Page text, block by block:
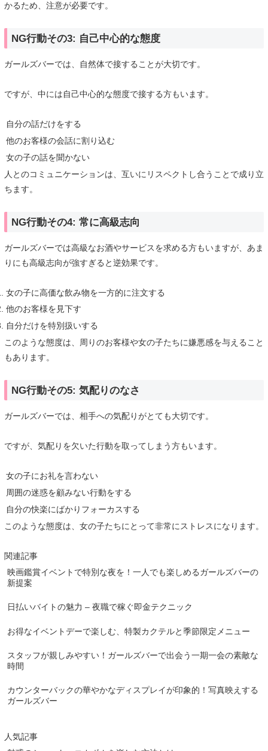
かるため、注意が必要です。
NG行動その3: 自己中心的な態度
ガールズバーでは、自然体で接することが大切です。
ですが、中には自己中心的な態度で接する方もいます。
自分の話だけをする
他のお客様の会話に割り込む
女の子の話を聞かない
人とのコミュニケーションは、互いにリスペクトし合うことで成り立
ちます。
NG行動その4: 常に高級志向
ガールズバーでは高級なお酒やサービスを求める方もいますが、あま
りにも高級志向が強すぎると逆効果です。
女の子に高価な飲み物を一方的に注文する
他のお客様を見下す
自分だけを特別扱いする
このような態度は、周りのお客様や女の子たちに嫌悪感を与えること
もあります。
NG行動その5: 気配りのなさ
ガールズバーでは、相手への気配りがとても大切です。
ですが、気配りを欠いた行動を取ってしまう方もいます。
女の子にお礼を言わない
周囲の迷惑を顧みない行動をする
自分の快楽にばかりフォーカスする
このような態度は、女の子たちにとって非常にストレスになります。
関連記事
映画鑑賞イベントで特別な夜を！一人でも楽しめるガールズバーの
新提案
日払いバイトの魅力 – 夜職で稼ぐ即金テクニック
お得なイベントデーで楽しむ、特製カクテルと季節限定メニュー
スタッフが親しみやすい！ガールズバーで出会う一期一会の素敵な
時間
カウンターバックの華やかなディスプレイが印象的！写真映えする
ガールズバー
人気記事